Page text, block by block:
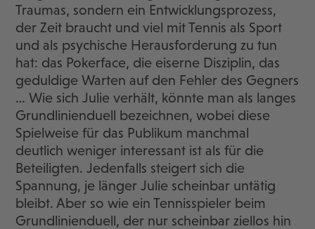
Traumas, sondern ein Entwicklungsprozess,
der Zeit braucht und viel mit Tennis als Sport
und als psychische Herausforderung zu tun
hat: das Pokerface, die eiserne Disziplin, das
geduldige Warten auf den Fehler des Gegners
… Wie sich Julie verhält, könnte man als langes
Grundlinienduell bezeichnen, wobei diese
Spielweise für das Publikum manchmal
deutlich weniger interessant ist als für die
Beteiligten. Jedenfalls steigert sich die
Spannung, je länger Julie scheinbar untätig
bleibt. Aber so wie ein Tennisspieler beim
Grundlinienduell, der nur scheinbar ziellos hin